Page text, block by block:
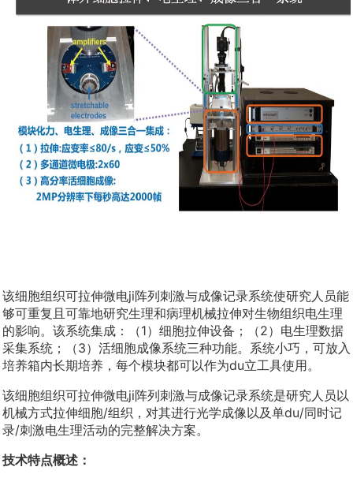
该细胞组织可拉伸微电ji阵列刺激与成像记录系统使研究人员能
够可重复且可靠地研究生理和病理机械拉伸对生物组织电生理
的影响。该系统集成：（1）细胞拉伸设备；（2）电生理数据
采集系统；（3）活细胞成像系统三种功能。系统小巧，可放入
培养箱内长期培养，每个模块都可以作为du立工具使用。
该细胞组织可拉伸微电ji阵列刺激与成像记录系统是研究人员以
机械方式拉伸细胞/组织，对其进行光学成像以及单du/同时记
录/刺激电生理活动的完整解决方案。
技术特点概述：